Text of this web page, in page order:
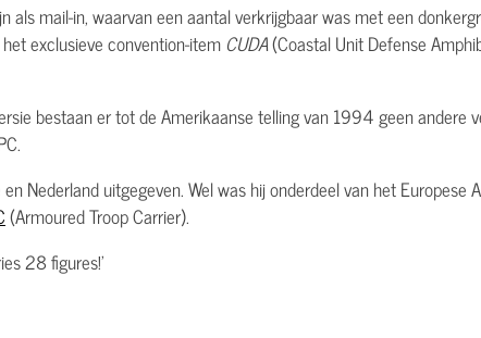
mail-in, waarvan een aantal verkrijgbaar was met een
exclusieve convention-item CUDA(Coastal Unit Defense
bestaan er tot de Amerikaanse telling van 1994 geen andere
Nederland uitgegeven. Wel was hij onderdeel van het Europese
(Armoured Troop Carrier).
28 figures!'